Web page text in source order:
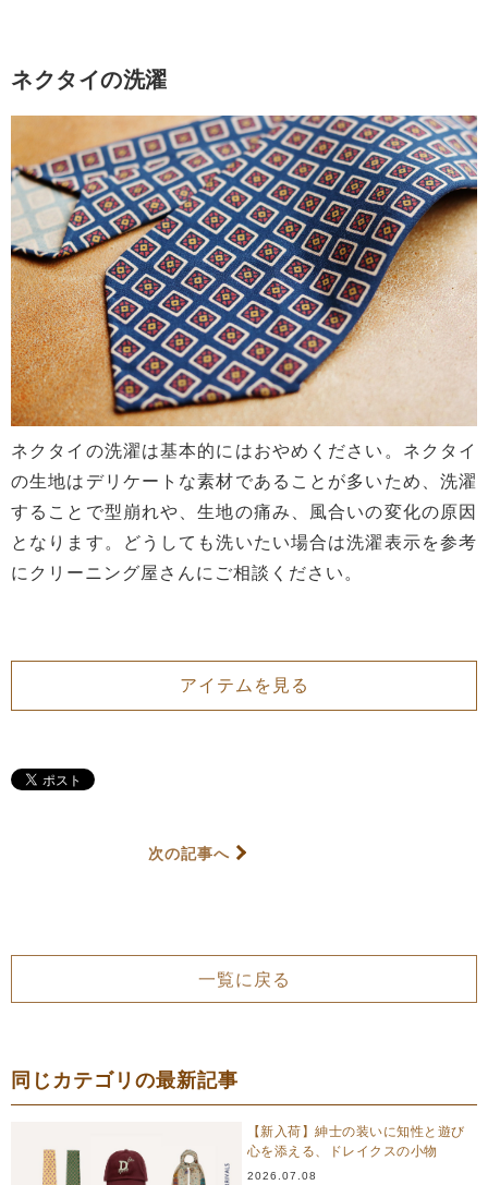
ネクタイの洗濯
ネクタイの洗濯は基本的にはおやめください。ネクタイ
の生地はデリケートな素材であることが多いため、洗濯
することで型崩れや、生地の痛み、風合いの変化の原因
となります。どうしても洗いたい場合は洗濯表示を参考
にクリーニング屋さんにご相談ください。
アイテムを見る
次の記事へ
一覧に戻る
同じカテゴリの最新記事
【新入荷】紳士の装いに知性と遊び
心を添える、ドレイクスの小物
2026.07.08